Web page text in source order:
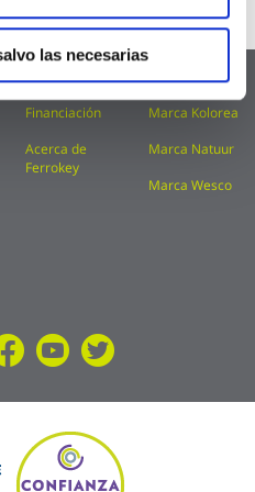
las necesarias
689 163 848
Catálogos
Financiación
Acerca de
Ferrokey
Marca Kylate
Marca Kolorea
Marca Natuur
Marca Wesco